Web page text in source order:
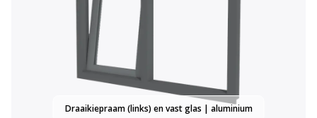
Draaikiepraam (links) en vast glas | aluminium